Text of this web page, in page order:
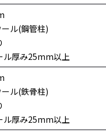
ル(鋼管柱)
ル厚み25mm以上
ル(鉄骨柱)
ル厚み25mm以上